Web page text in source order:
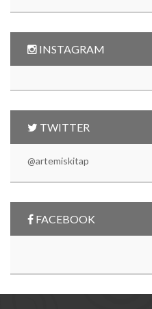
INSTAGRAM
TWITTER
@artemiskitap
FACEBOOK